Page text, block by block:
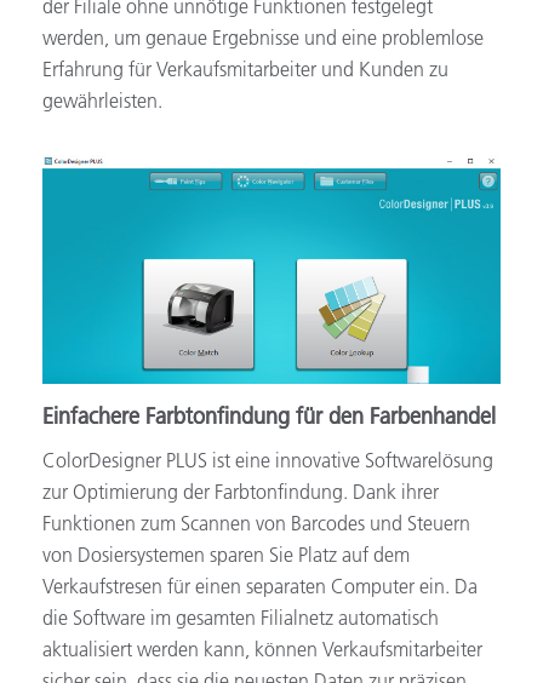
der Filiale ohne unnötige Funktionen festgelegt
werden, um genaue Ergebnisse und eine problemlose
Erfahrung für Verkaufsmitarbeiter und Kunden zu
gewährleisten.
Einfachere Farbtonfindung für den Farbenhandel
ColorDesigner PLUS ist eine innovative Softwarelösung
zur Optimierung der Farbtonfindung. Dank ihrer
Funktionen zum Scannen von Barcodes und Steuern
von Dosiersystemen sparen Sie Platz auf dem
Verkaufstresen für einen separaten Computer ein. Da
die Software im gesamten Filialnetz automatisch
aktualisiert werden kann, können Verkaufsmitarbeiter